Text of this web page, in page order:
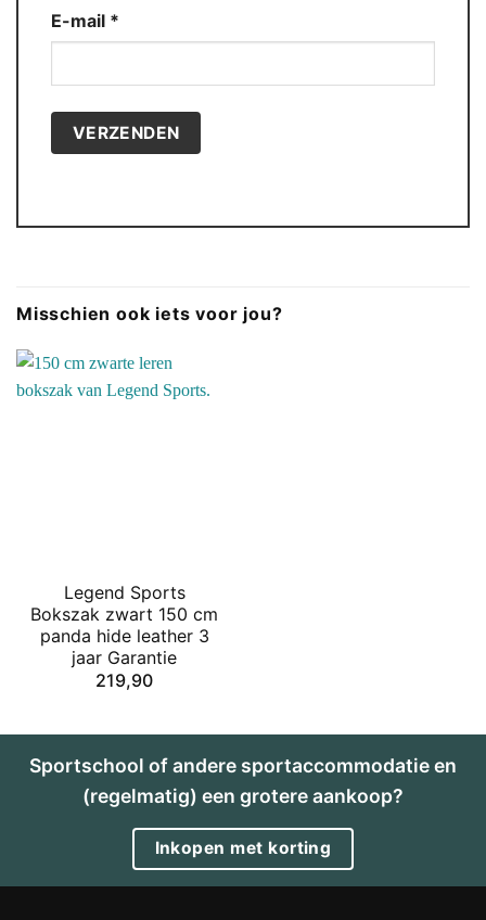
E-mail *
Misschien ook iets voor jou?
Legend Sports
Bokszak zwart 150 cm
panda hide leather 3
jaar Garantie
219,90
Sportschool of andere sportaccommodatie en
(regelmatig) een grotere aankoop?
Inkopen met korting